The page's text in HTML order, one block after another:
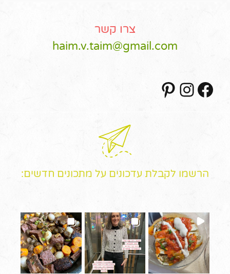
צרו קשר
haim.v.taim@gmail.com
Facebook
Instagram
הרשמו לקבלת עדכונים על מתכונים חדשים: